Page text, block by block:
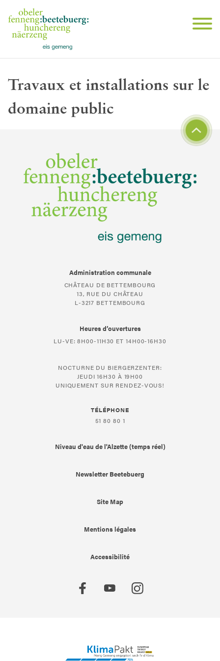
Travaux et installations sur le
domaine public
Administration communale
CHÂTEAU DE BETTEMBOURG
13, RUE DU CHÂTEAU
L-3217 BETTEMBOURG
Heures d’ouvertures
LU-VE: 8H00-11H30 ET 14H00-16H30
NOCTURNE DU BIERGERZENTER:
JEUDI 16H30 À 19H00
UNIQUEMENT SUR RENDEZ-VOUS!
TÉLÉPHONE
51 80 80 1
Niveau d'eau de l'Alzette (temps réel)
Newsletter Beetebuerg
Site Map
Mentions légales
Accessibilité